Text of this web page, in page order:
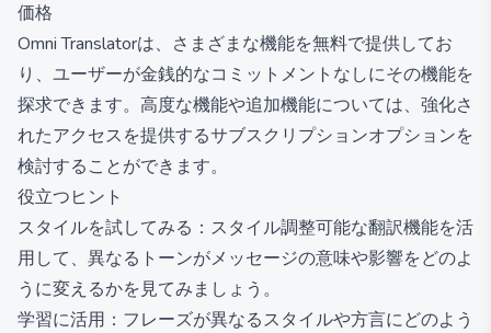
価格
Omni Translatorは、さまざまな機能を無料で提供してお
り、ユーザーが金銭的なコミットメントなしにその機能を
探求できます。高度な機能や追加機能については、強化さ
れたアクセスを提供するサブスクリプションオプションを
検討することができます。
役立つヒント
スタイルを試してみる：スタイル調整可能な翻訳機能を活
用して、異なるトーンがメッセージの意味や影響をどのよ
うに変えるかを見てみましょう。
学習に活用：フレーズが異なるスタイルや方言にどのよう